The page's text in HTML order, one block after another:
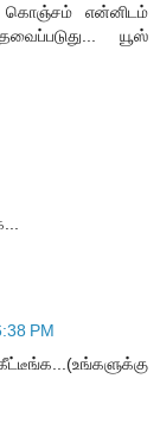
கொஞ்சம் என்னிடம்
யூஸ்
PM